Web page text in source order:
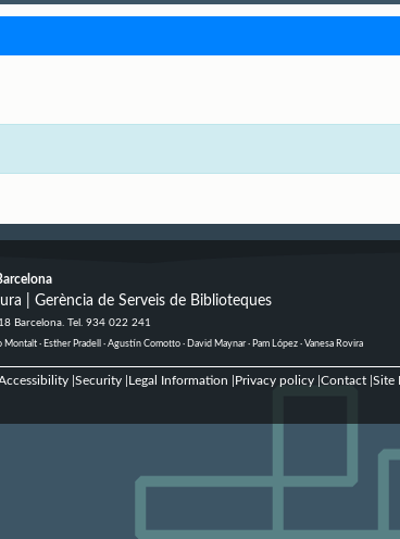
| Gerència de Serveis de Biblioteques
Barcelona. Tel. 934 022 241
Montalt · Esther Pradell · Agustín Comotto · David Maynar · Pam López · Vanesa Rovira
| Security| Legal Information Privacy policy| Contact| Site